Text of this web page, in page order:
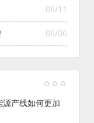
06/11
06/06
源产线如何更加